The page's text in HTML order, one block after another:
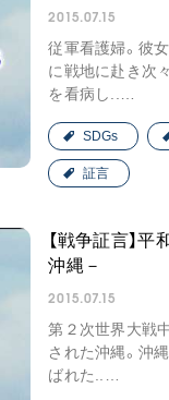
2015.07.15
従軍看護婦。彼
に戦地に赴き次
を看病し..…
SDGs
証言
【戦争証言】
沖縄－
2015.07.15
第２次世界大戦
された沖縄。沖縄
ばれた..…